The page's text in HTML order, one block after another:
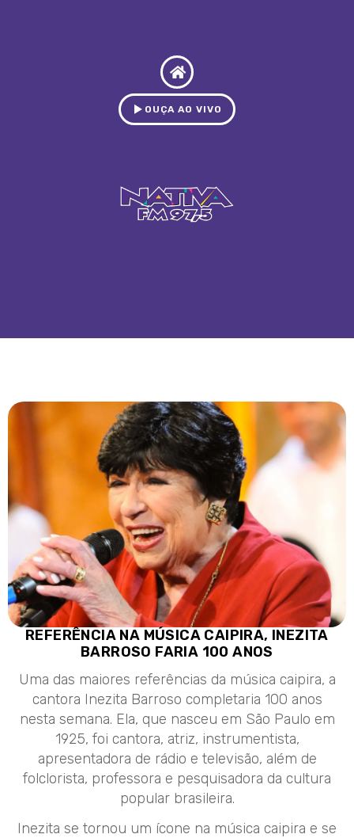
OUÇA AO VIVO
REFERÊNCIA NA MÚSICA CAIPIRA, INEZITA
BARROSO FARIA 100 ANOS
Uma das maiores referências da música caipira, a
cantora Inezita Barroso completaria 100 anos
nesta semana. Ela, que nasceu em São Paulo em
1925, foi cantora, atriz, instrumentista,
apresentadora de rádio e televisão, além de
folclorista, professora e pesquisadora da cultura
popular brasileira.
Inezita se tornou um ícone na música caipira e se